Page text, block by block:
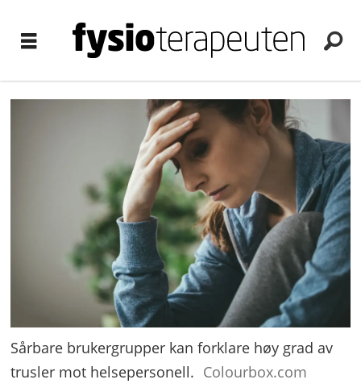
Sårbare brukergrupper kan forklare høy grad av
trusler mot helsepersonell. Colourbox.com